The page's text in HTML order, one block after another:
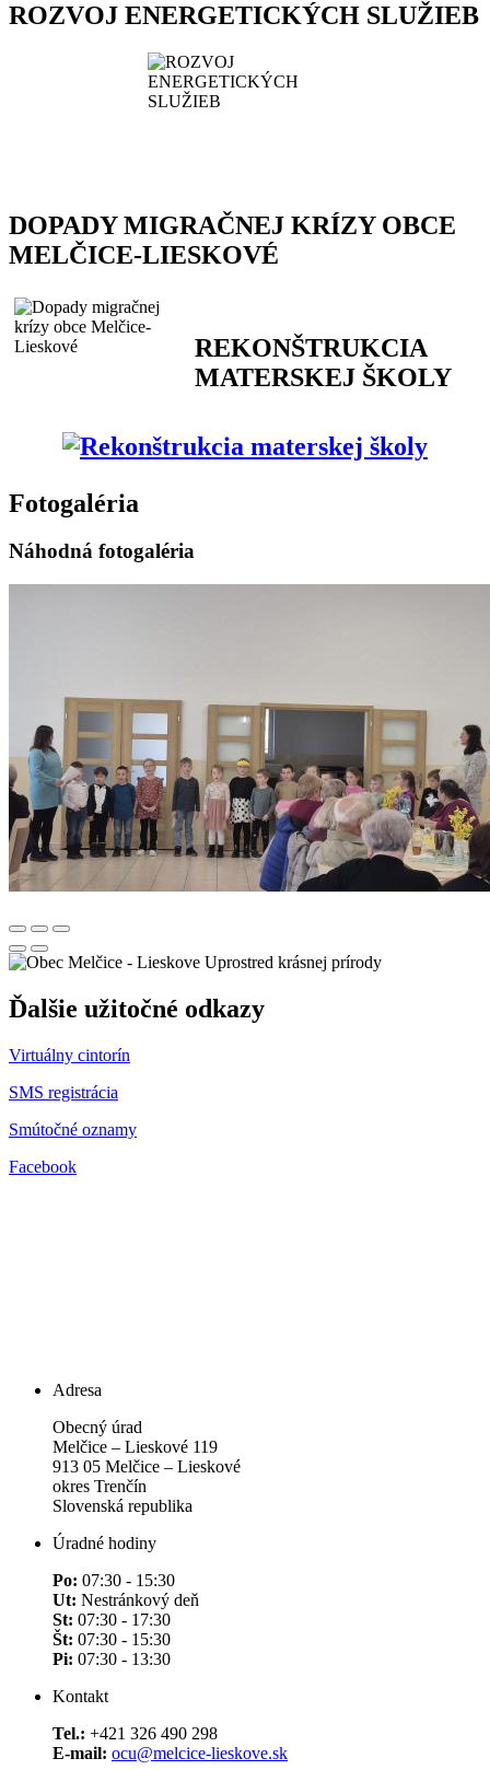
ROZVOJ ENERGETICKÝCH SLUŽIEB
DOPADY MIGRAČNEJ KRÍZY OBCE
MELČICE-LIESKOVÉ
REKONŠTRUKCIA
MATERSKEJ ŠKOLY
Fotogaléria
Náhodná fotogaléria
Uprostred krásnej prírody
Ďalšie užitočné odkazy
Virtuálny cintorín
SMS registrácia
Smútočné oznamy
Facebook
Adresa
Obecný úrad
Melčice – Lieskové 119
913 05 Melčice – Lieskové
okres Trenčín
Slovenská republika
Úradné hodiny
Po: 07:30 - 15:30
Ut: Nestránkový deň
St: 07:30 - 17:30
Št: 07:30 - 15:30
Pi: 07:30 - 13:30
Kontakt
Tel.: +421 326 490 298
E-mail: ocu@melcice-lieskove.sk